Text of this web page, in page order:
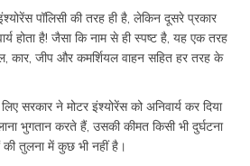
पॉलिसी की तरह ही है, लेकिन दूसरे प्रकार
होता है! जैसा कि नाम से ही स्पष्ट है, यह एक तरह
कार, जीप और कमर्शियल वाहन सहित हर तरह के
सरकार ने मोटर इंश्योरेंस को अनिवार्य कर दिया
भुगतान करते हैं, उसकी कीमत किसी भी दुर्घटना
की तुलना में कुछ भी नहीं है।